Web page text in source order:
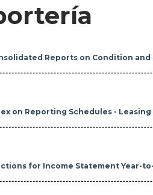
Reports on Condition
on Reporting Schedules -
for Income Statement Year-